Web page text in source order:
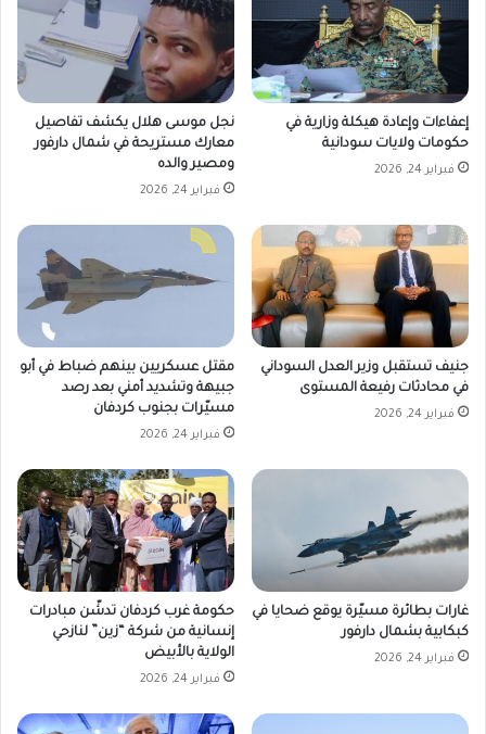
إعفاءات وإعادة هيكلة وزارية في
حكومات ولايات سودانية
فبراير 24, 2026
نجل موسى هلال يكشف تفاصيل
معارك مستريحة في شمال دارفور
ومصير والده
فبراير 24, 2026
جنيف تستقبل وزير العدل السوداني
في محادثات رفيعة المستوى
فبراير 24, 2026
مقتل عسكريين بينهم ضباط في أبو
جبيهة وتشديد أمني بعد رصد
مسيّرات بجنوب كردفان
فبراير 24, 2026
غارات بطائرة مسيّرة يوقع ضحايا في
كبكابية بشمال دارفور
فبراير 24, 2026
حكومة غرب كردفان تدشّن مبادرات
إنسانية من شركة “زين” لنازحي
الولاية بالأبيض
فبراير 24, 2026